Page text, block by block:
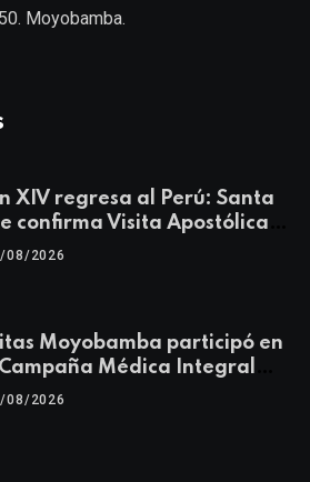
Moyobamba.
XIV regresa al Perú: Santa
confirma Visita Apostólica
al 17 de noviembre
08/2026
Moyobamba participó en
Campaña Médica Integral
llevando salud y
08/2026